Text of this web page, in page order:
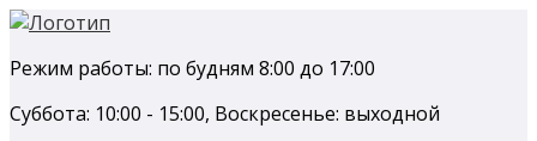
Перейти
содержанию
Режим работы: по будням 8:00 до 17:00
Суббота: 10:00 - 15:00, Воскресенье: выходной